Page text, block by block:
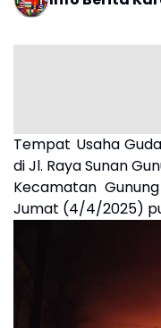
Tempat Usaha
di Jl. Raya Sunan
Kecamatan
Jumat (4/4/2025)